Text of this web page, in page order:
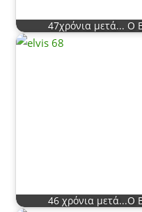
47χρόνια μετά... Ο
46 χρόνια μετά...Ο